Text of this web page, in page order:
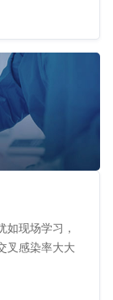
现场学习，
叉感染率大大